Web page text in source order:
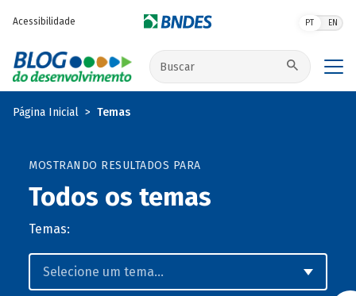
Acessibilidade PT EN
Buscar no site
Página Inicial Temas
MOSTRANDO RESULTADOS PARA
Todos os temas
Temas: